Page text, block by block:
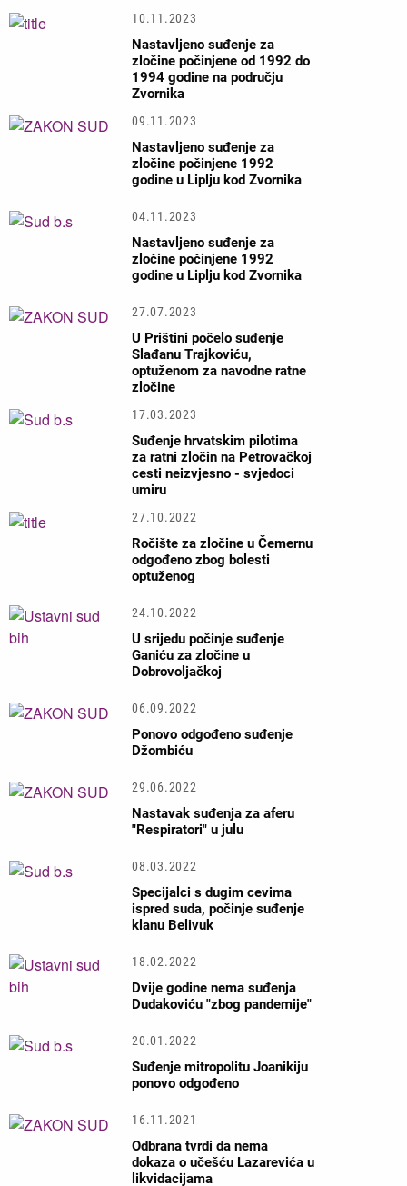
10.11.2023
Nastavljeno suđenje za
zločine počinjene od 1992 do
1994 godine na području
Zvornika
09.11.2023
Nastavljeno suđenje za
zločine počinjene 1992
godine u Liplju kod Zvornika
04.11.2023
Nastavljeno suđenje za
zločine počinjene 1992
godine u Liplju kod Zvornika
27.07.2023
U Prištini počelo suđenje
Slađanu Trajkoviću,
optuženom za navodne ratne
zločine
17.03.2023
Suđenje hrvatskim pilotima
za ratni zločin na Petrovačkoj
cesti neizvjesno - svjedoci
umiru
27.10.2022
Ročište za zločine u Čemernu
odgođeno zbog bolesti
optuženog
24.10.2022
U srijedu počinje suđenje
Ganiću za zločine u
Dobrovoljačkoj
06.09.2022
Ponovo odgođeno suđenje
Džombiću
29.06.2022
Nastavak suđenja za aferu
"Respiratori" u julu
08.03.2022
Specijalci s dugim cevima
ispred suda, počinje suđenje
klanu Belivuk
18.02.2022
Dvije godine nema suđenja
Dudakoviću "zbog pandemije"
20.01.2022
Suđenje mitropolitu Јoanikiju
ponovo odgođeno
16.11.2021
Odbrana tvrdi da nema
dokaza o učešću Lazarevića u
likvidacijama